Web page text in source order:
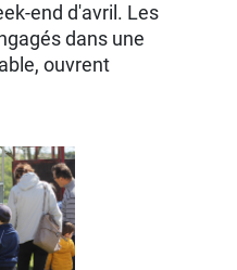
end d'avril. Les
dans une
ouvrent